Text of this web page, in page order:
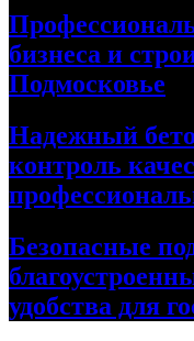
бизнеса и
Подмосковье
Надежный
контроль
Безопасные
удобства для